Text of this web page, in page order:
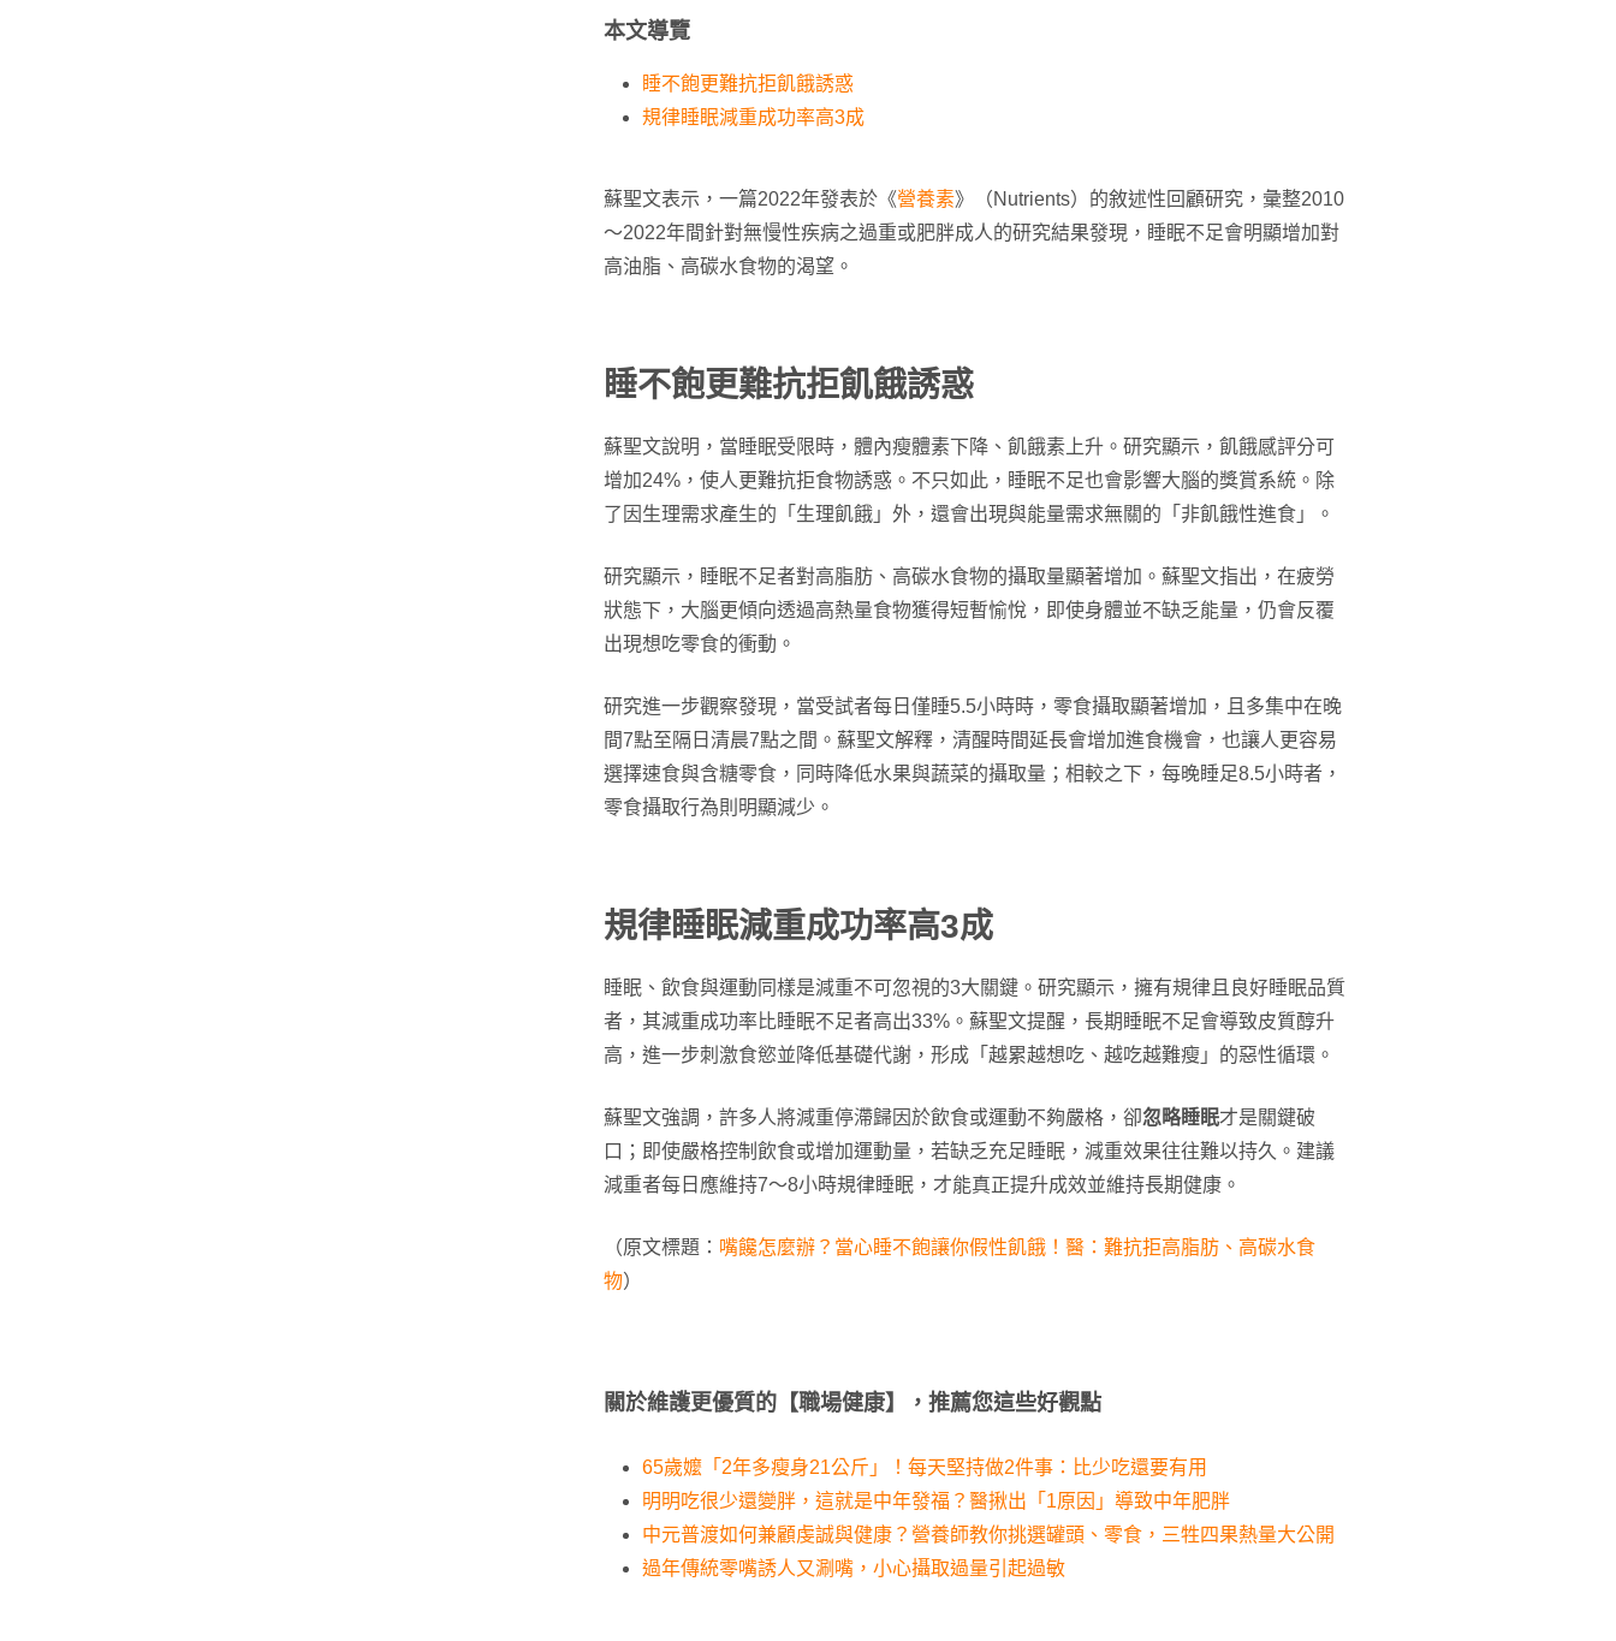
本文導覽
睡不飽更難抗拒飢餓誘惑
規律睡眠減重成功率高3成
蘇聖文表示，一篇2022年發表於《營養素》（Nutrients）的敘述性回顧研究，彙整2010
～2022年間針對無慢性疾病之過重或肥胖成人的研究結果發現，睡眠不足會明顯增加對
高油脂、高碳水食物的渴望。
睡不飽更難抗拒飢餓誘惑
蘇聖文說明，當睡眠受限時，體內瘦體素下降、飢餓素上升。研究顯示，飢餓感評分可
增加24%，使人更難抗拒食物誘惑。不只如此，睡眠不足也會影響大腦的獎賞系統。除
了因生理需求產生的「生理飢餓」外，還會出現與能量需求無關的「非飢餓性進食」。
研究顯示，睡眠不足者對高脂肪、高碳水食物的攝取量顯著增加。蘇聖文指出，在疲勞
狀態下，大腦更傾向透過高熱量食物獲得短暫愉悅，即使身體並不缺乏能量，仍會反覆
出現想吃零食的衝動。
研究進一步觀察發現，當受試者每日僅睡5.5小時時，零食攝取顯著增加，且多集中在晚
間7點至隔日清晨7點之間。蘇聖文解釋，清醒時間延長會增加進食機會，也讓人更容易
選擇速食與含糖零食，同時降低水果與蔬菜的攝取量；相較之下，每晚睡足8.5小時者，
零食攝取行為則明顯減少。
規律睡眠減重成功率高3成
睡眠、飲食與運動同樣是減重不可忽視的3大關鍵。研究顯示，擁有規律且良好睡眠品質
者，其減重成功率比睡眠不足者高出33%。蘇聖文提醒，長期睡眠不足會導致皮質醇升
高，進一步刺激食慾並降低基礎代謝，形成「越累越想吃、越吃越難瘦」的惡性循環。
蘇聖文強調，許多人將減重停滯歸因於飲食或運動不夠嚴格，卻忽略睡眠才是關鍵破
口；即使嚴格控制飲食或增加運動量，若缺乏充足睡眠，減重效果往往難以持久。建議
減重者每日應維持7～8小時規律睡眠，才能真正提升成效並維持長期健康。
（原文標題： 嘴饞怎麼辦？當心睡不飽讓你假性飢餓！醫：難抗拒高脂肪、高碳水食
物）
關於維護更優質的【職場健康】，推薦您這些好觀點
65歲嬤「2年多瘦身21公斤」！每天堅持做2件事：比少吃還要有用
明明吃很少還變胖，這就是中年發福？醫揪出「1原因」導致中年肥胖
中元普渡如何兼顧虔誠與健康？營養師教你挑選罐頭、零食，三牲四果熱量大公開
過年傳統零嘴誘人又涮嘴，小心攝取過量引起過敏